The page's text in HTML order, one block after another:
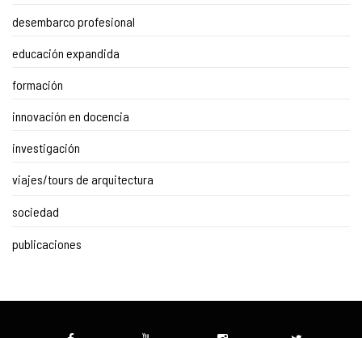
desembarco profesional
educación expandida
formación
innovación en docencia
investigación
viajes/tours de arquitectura
sociedad
publicaciones